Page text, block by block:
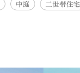
イベント・
中庭 二世帯住宅